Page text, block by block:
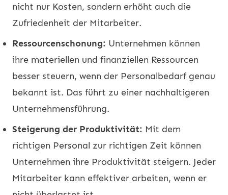
nicht nur Kosten, sondern erhöht auch die
Zufriedenheit der Mitarbeiter.
Ressourcenschonung: Unternehmen können
ihre materiellen und finanziellen Ressourcen
besser steuern, wenn der Personalbedarf genau
bekannt ist. Das führt zu einer nachhaltigeren
Unternehmensführung.
Steigerung der Produktivität: Mit dem
richtigen Personal zur richtigen Zeit können
Unternehmen ihre Produktivität steigern. Jeder
Mitarbeiter kann effektiver arbeiten, wenn er